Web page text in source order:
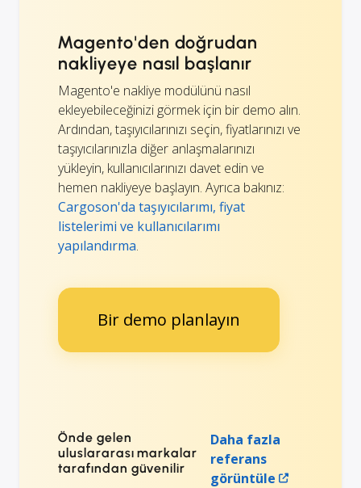
Magento'den doğrudan
nakliyeye nasıl başlanır
Magento'e nakliye modülünü nasıl
ekleyebileceğinizi görmek için bir demo alın.
Ardından, taşıyıcılarınızı seçin, fiyatlarınızı ve
taşıyıcılarınızla diğer anlaşmalarınızı
yükleyin, kullanıcılarınızı davet edin ve
hemen nakliyeye başlayın. Ayrıca bakınız:
Cargoson'da taşıyıcılarımı, fiyat
listelerimi ve kullanıcılarımı
yapılandırma.
Bir demo planlayın
Önde gelen
uluslararası markalar
tarafından güvenilir
Daha fazla
referans
görüntüle